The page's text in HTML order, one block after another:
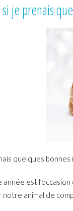
je prenais
quelques bonnes
année est
animal de